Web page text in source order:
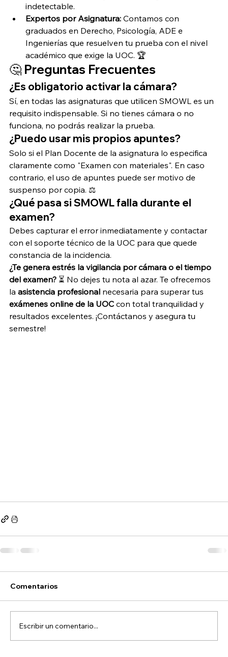
indetectable.
Expertos por Asignatura: Contamos con
graduados en Derecho, Psicología, ADE e
Ingenierías que resuelven tu prueba con el nivel
académico que exige la UOC. 🏆
🤔 Preguntas Frecuentes
¿Es obligatorio activar la cámara?
Sí, en todas las asignaturas que utilicen SMOWL es un
requisito indispensable. Si no tienes cámara o no
funciona, no podrás realizar la prueba.
¿Puedo usar mis propios apuntes?
Solo si el Plan Docente de la asignatura lo especifica
claramente como "Examen con materiales". En caso
contrario, el uso de apuntes puede ser motivo de
suspenso por copia. ⚖️
¿Qué pasa si SMOWL falla durante el
examen?
Debes capturar el error inmediatamente y contactar
con el soporte técnico de la UOC para que quede
constancia de la incidencia.
¿Te genera estrés la vigilancia por cámara o el tiempo
del examen? ⏳ No dejes tu nota al azar. Te ofrecemos
la asistencia profesional necesaria para superar tus
exámenes online de la UOC con total tranquilidad y
resultados excelentes. ¡Contáctanos y asegura tu
semestre!
Comentarios
Escribir un comentario...